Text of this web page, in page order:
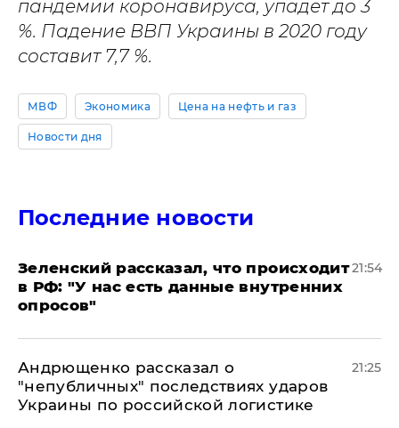
пандемии коронавируса, упадет до 3
%. Падение ВВП Украины в 2020 году
составит 7,7 %.
МВФ Экономика Цена на нефть и газ
Новости дня
Последние новости
​Зеленский рассказал, что происходит
в РФ: "У нас есть данные внутренних
опросов"
21:54
Андрющенко рассказал о
"непубличных" последствиях ударов
Украины по российской логистике
21:25